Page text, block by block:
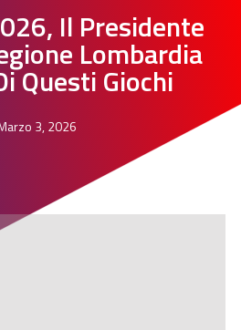
Il Presidente
Lombardia
Questi Giochi
3, 2026